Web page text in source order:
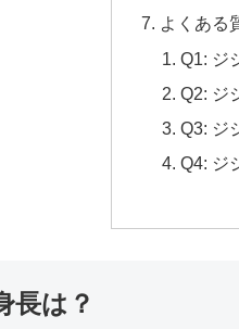
よくある
Q1: ジ
Q2: ジ
Q3: ジ
Q4: ジ
長は？